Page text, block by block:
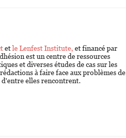
etle Lenfest Institute, et financé par
est un centre de ressources
et diverses études de cas sur les
à faire face aux problèmes de
elles rencontrent.